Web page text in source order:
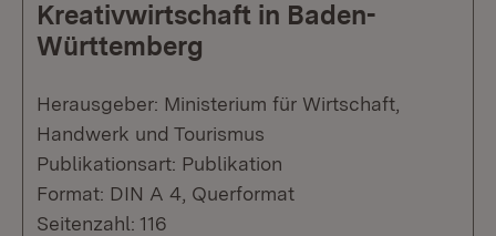
Kreativwirtschaft in Baden-
Württemberg
Herausgeber: Ministerium für Wirtschaft,
Handwerk und Tourismus
Publikationsart: Publikation
Format: DIN A 4, Querformat
Seitenzahl: 116